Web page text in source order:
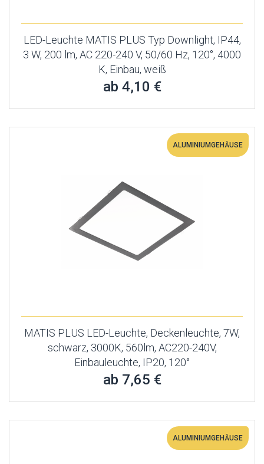
LED-Leuchte MATIS PLUS Typ Downlight, IP44,
3 W, 200 lm, AC 220-240 V, 50/60 Hz, 120°, 4000
K, Einbau, weiß
ab 4,10 €
ALUMINIUMGEHÄUSE
MATIS PLUS LED-Leuchte, Deckenleuchte, 7W,
schwarz, 3000K, 560lm, AC220-240V,
Einbauleuchte, IP20, 120°
ab 7,65 €
ALUMINIUMGEHÄUSE